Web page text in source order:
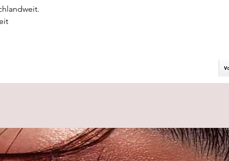
der Kontaktlinsen)
inkl Behälter versendet
von 12 Monaten nach dem Öffnen
bis zu 5 Jahre lang haltbar.